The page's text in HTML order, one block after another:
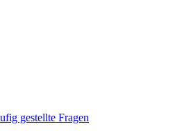
gestellte Fragen